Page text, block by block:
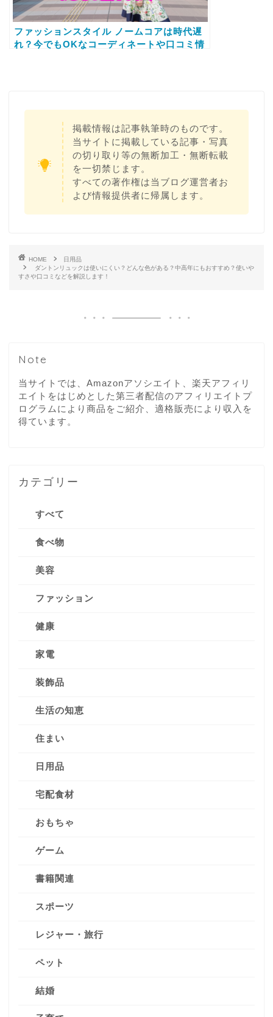
ファッションスタイル ノームコアは時代遅
れ？今でもOKなコーディネートや口コミ情
掲載情報は記事執筆時のものです。
当サイトに掲載している記事・写真
の切り取り等の無断加工・無断転載
を一切禁じます。
すべての著作権は当ブログ運営者お
よび情報提供者に帰属します。
HOME
日用品
ダントンリュックは使いにくい？どんな色がある？中高年にもおすすめ？使いや
すさや口コミなどを解説します！
Note
当サイトでは、Amazonアソシエイト、楽天アフィリ
エイトをはじめとした第三者配信のアフィリエイトプ
ログラムにより商品をご紹介、適格販売により収入を
得ています。
カテゴリー
すべて
食べ物
美容
ファッション
健康
家電
装飾品
生活の知恵
住まい
日用品
宅配食材
おもちゃ
ゲーム
書籍関連
スポーツ
レジャー・旅行
ペット
結婚